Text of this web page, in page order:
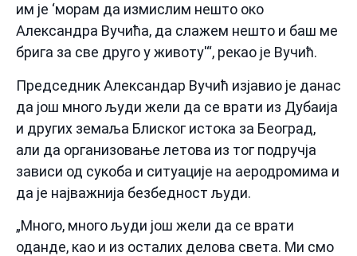
им је ‘морам да измислим нешто око
Александра Вучића, да слажем нешто и баш ме
брига за све друго у животу'“, рекао је Вучић.
Председник Александар Вучић изјавио је данас
да још много људи жели да се врати из Дубаија
и других земаља Блиског истока за Београд,
али да организовање летова из тог подручја
зависи од сукоба и ситуације на аеродромима и
да је најважнија безбедност људи.
„Много, много људи још жели да се врати
оданде, као и из осталих делова света. Ми смо